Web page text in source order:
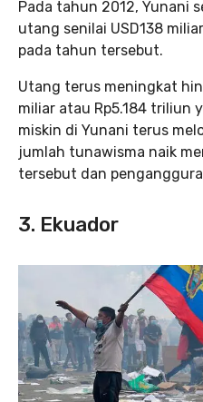
Pada tahun 2012, Yunani
utang senilai USD138
pada tahun tersebut.
Utang terus meningkat
miliar atau Rp5.184 triliun
miskin di Yunani terus
jumlah tunawisma naik
tersebut dan
3. Ekuador